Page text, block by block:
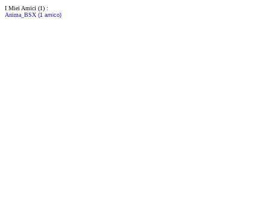
I Miei Amici (1) :
Anima_BSX (1 amico)